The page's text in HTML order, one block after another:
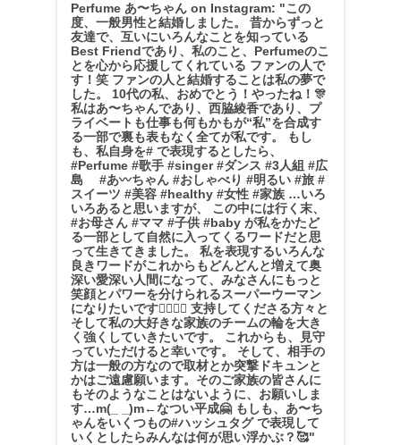
Perfume あ〜ちゃん on Instagram: "この
度、一般男性と結婚しました。 昔からずっと
友達で、互いにいろんなことを知っている
Best Friendであり、私のこと、Perfumeのこ
とを心から応援してくれている ファンの人で
す！笑 ファンの人と結婚することは私の夢で
した。 10代の私、おめでとう！やったね！🎊
私はあ〜ちゃんであり、西脇綾香であり、プ
ライベートも仕事も何もかもが“私”を合成す
る一部で裏も表もなく全てが私です。 もし
も、私自身を# で表現するとしたら、
#Perfume #歌手 #singer #ダンス #3人組 #広
島 #あ〰︎ちゃん #おしゃべり #明るい #旅 #
スイーツ #美容 #healthy #女性 #家族 …いろ
いろあると思いますが、 この中には行く末、
#お母さん #ママ #子供 #baby が私をかたど
る一部として自然に入ってくるワードだと思
って生きてきました。 私を表現するいろんな
良きワードがこれからもどんどんと増えて奥
深い愛深い人間になって、みなさんにもっと
笑顔とパワーを分けられるスーパーウーマン
になりたいです🦸🏼‍♀️✨ 支持してくださる方々と
そして私の大好きな家族のチームの輪を大き
く強くしていきたいです。 これからも、見守
っていただけると幸いです。 そして、相手の
方は一般の方なので取材とか突撃ドキュンと
かはご遠慮願います。そのご家族の皆さんに
もそのようなことはないように、お願いしま
す…m(_ _)m←なつい平成🤗 もしも、あ〜ち
ゃんをいくつもの#ハッシュタグ で表現して
いくとしたらみんなは何が思い浮かぶ？🥰"